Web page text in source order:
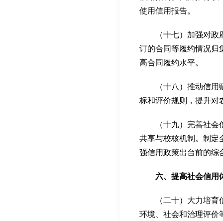
使用信用报告。
（十七）加强对政府
订的合同等履约情况归
高合同履约水平。
（十八）推动信用赋
标和评价规则，提升对
（十九）完善社会信
共享与校核机制。制定
强信用政策出台前的综
六、提高社会信用
（二十）大力培育信
环境、社会和治理评价